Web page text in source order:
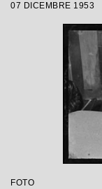
Giulini, con
07 DICEMBRE 1953
FOTO